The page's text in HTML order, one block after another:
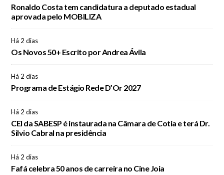
Ronaldo Costa tem candidatura a deputado estadual
aprovada pelo MOBILIZA
Há 2 dias
Os Novos 50+ Escrito por Andrea Ávila
Há 2 dias
Programa de Estágio Rede D’Or 2027
Há 2 dias
CEI da SABESP é instaurada na Câmara de Cotia e terá Dr.
Silvio Cabral na presidência
Há 2 dias
Fafá celebra 50 anos de carreira no Cine Joia